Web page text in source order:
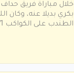
خلال مباراة فريق
بكري بديلا عنه، وكان
الطندب على الكواكب 1/ 0. …